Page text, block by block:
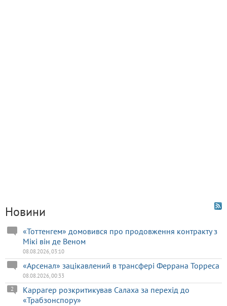
Новини
«Тоттенгем» домовився про продовження контракту з
Мікі він де Веном
08.08.2026, 03:10
«Арсенал» зацікавлений в трансфері Феррана Торреса
08.08.2026, 00:33
Каррагер розкритикував Салаха за перехід до
«Трабзонспору»
2